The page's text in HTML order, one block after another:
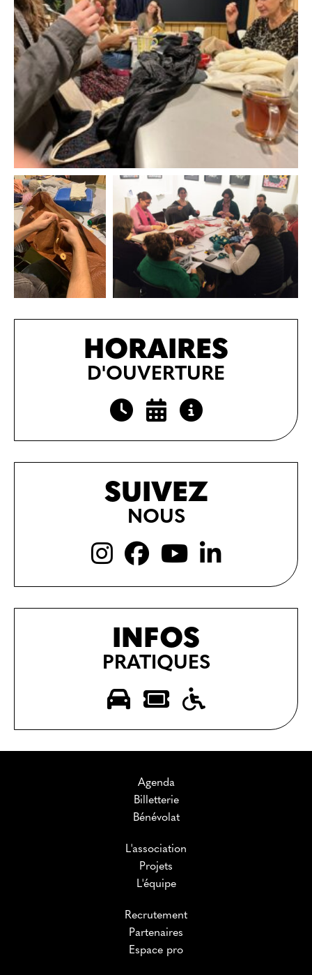
HORAIRES
D'OUVERTURE
SUIVEZ
NOUS
INFOS
PRATIQUES
Agenda
Billetterie
Bénévolat
L'association
Projets
L'équipe
Recrutement
Partenaires
Espace pro